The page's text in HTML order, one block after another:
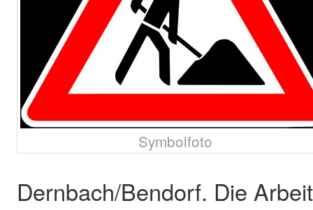
Symbolfoto
Dernbach/Bendorf. Die